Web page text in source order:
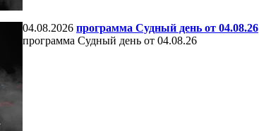
04.08.2026 программа Судный день от 04.08.26
программа Судный день от 04.08.26